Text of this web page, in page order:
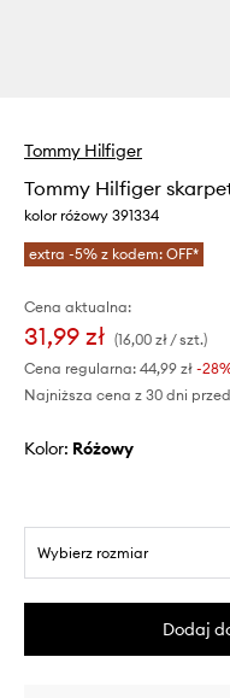
Tommy Hilfiger
Tommy Hilfiger
kolor różowy 391334
extra -5% z kodem: OFF*
Cena aktualna:
31,99 zł (16,00 zł / szt.)
Cena regularna: 44,99 zł -
Najniższa cena z 30 dni
Kolor: różowy
Wybierz rozmiar
Dodaj